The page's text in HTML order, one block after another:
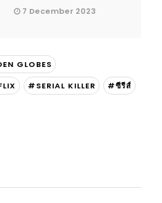
7 December 2023
GLOBES
#SERIAL KILLER #ซีรีส์